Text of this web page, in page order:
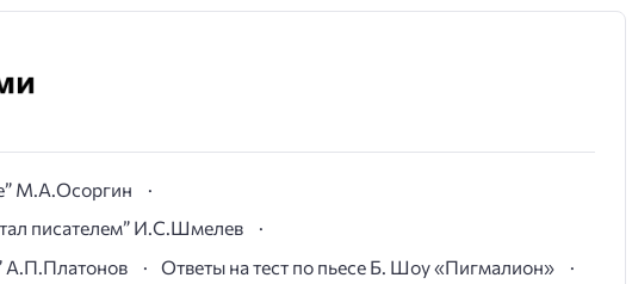
М.А.Осоргин
писателем” И.С.Шмелев
А.П.Платонов
Ответы на тест по пьесе Б. Шоу «Пигмалион»